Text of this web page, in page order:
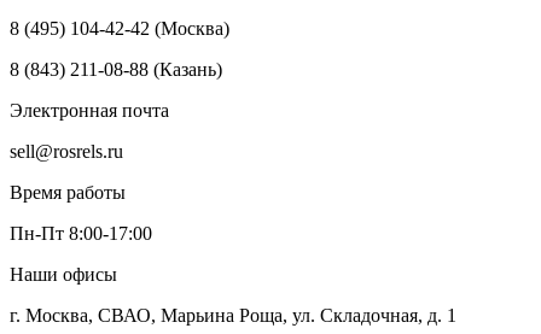
8 (495) 104-42-42 (Москва)
8 (843) 211-08-88 (Казань)
Электронная почта
sell@rosrels.ru
Время работы
Пн-Пт 8:00-17:00
Наши офисы
г. Москва, СВАО, Марьина Роща, ул. Складочная, д. 1